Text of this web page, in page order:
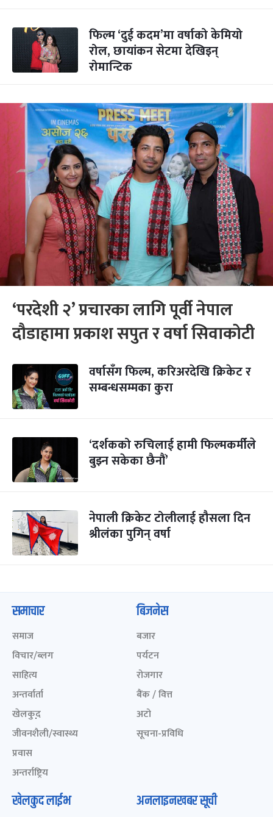
फिल्म ‘दुई कदम’मा वर्षाको केमियो
रोल, छायांकन सेटमा देखिइन्
रोमान्टिक
‘परदेशी २’ प्रचारका लागि पूर्वी नेपाल
दौडाहामा प्रकाश सपुत र वर्षा सिवाकोटी
वर्षासँग फिल्म, करिअरदेखि क्रिकेट र
सम्बन्धसम्मका कुरा
‘दर्शकको रुचिलाई हामी फिल्मकर्मीले
बुझ्न सकेका छैनौं’
नेपाली क्रिकेट टोलीलाई हौसला दिन
श्रीलंका पुगिन् वर्षा
समाचार
समाज
विचार/ब्लग
साहित्य
अन्तर्वार्ता
खेलकुद़़
जीवनशैली/स्वास्थ्य
प्रवास
अन्तर्राष्ट्रिय
बिजनेस
बजार
पर्यटन
रोजगार
बैंक / वित्त
अटो
सूचना-प्रविधि
खेलकुद लाईभ अनलाइनखबर सूची